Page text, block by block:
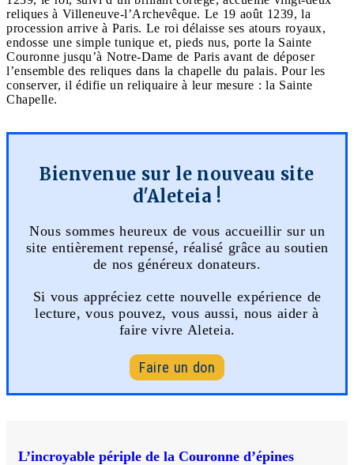
reliques à Villeneuve-l’Archevêque. Le 19 août 1239, la
procession arrive à Paris. Le roi délaisse ses atours royaux,
endosse une simple tunique et, pieds nus, porte la Sainte
Couronne jusqu’à Notre-Dame de Paris avant de déposer
l’ensemble des reliques dans la chapelle du palais. Pour les
conserver, il édifie un reliquaire à leur mesure : la Sainte
Chapelle.
Bienvenue sur le nouveau site
d'Aleteia !
Nous sommes heureux de vous accueillir sur un
site entièrement repensé, réalisé grâce au soutien
de nos généreux donateurs.
Si vous appréciez cette nouvelle expérience de
lecture, vous pouvez, vous aussi, nous aider à
faire vivre Aleteia.
Faire un don
L’incroyable périple de la Couronne d’épines